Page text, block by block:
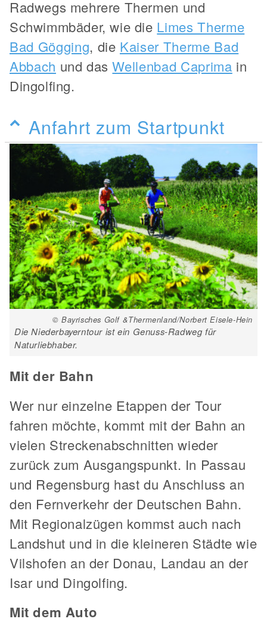
Radwegs mehrere Thermen und
Schwimmbäder, wie die Limes Therme
Bad Gögging, die Kaiser Therme Bad
Abbach und dasWellenbad Caprima in
Dingolfing.
Anfahrt zum Startpunkt
© Bayrisches Golf &Thermenland/Norbert Eisele-Hein
Die Niederbayerntour ist ein Genuss-Radweg für
Naturliebhaber.
Mit der Bahn
Wer nur einzelne Etappen der Tour
fahren möchte, kommt mit der Bahn an
vielen Streckenabschnitten wieder
zurück zum Ausgangspunkt. In Passau
und Regensburg hast du Anschluss an
den Fernverkehr der Deutschen Bahn.
Mit Regionalzügen kommst auch nach
Landshut und in die kleineren Städte wie
Vilshofen an der Donau, Landau an der
Isar und Dingolfing.
Mit dem Auto